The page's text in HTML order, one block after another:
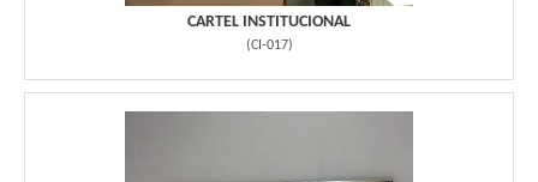
CARTEL INSTITUCIONAL
(CI-017)